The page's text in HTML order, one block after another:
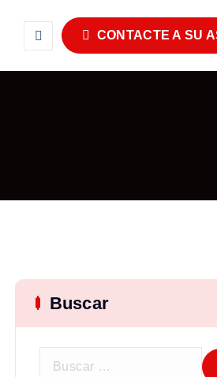
CONTACTE A SU
Buscar